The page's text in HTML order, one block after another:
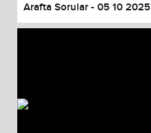
Arafta Sorular - 05 10 2025